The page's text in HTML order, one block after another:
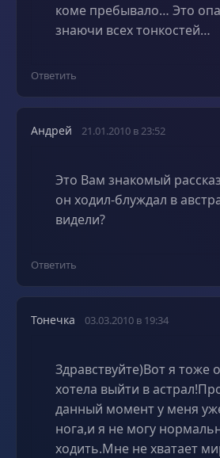
коме пребывало… Это
знаючи всех тонкостей…
Ответить
Андрей 21.01.2010 в 23:52
Это Вам знакомый
он ходил-блуждал в
видели?
Ответить
Тонечка 03.03.2010 в 19:34
Здравствуйте)Вот я тоже
хотела выйти в
данный момент у меня
нога,и я не могу
ходить.Мне не хватает